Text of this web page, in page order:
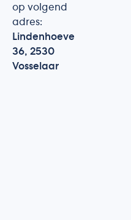
op volgend
adres:
Lindenhoeve
36, 2530
Vosselaar